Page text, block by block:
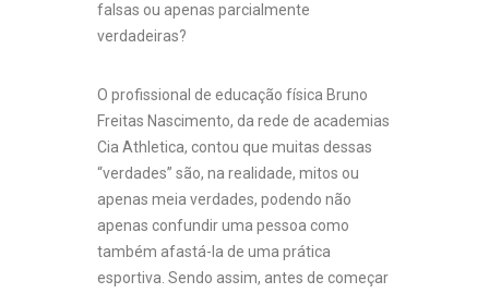
falsas ou apenas parcialmente
verdadeiras?
O profissional de educação física Bruno
Freitas Nascimento, da rede de academias
Cia Athletica, contou que muitas dessas
“verdades” são, na realidade, mitos ou
apenas meia verdades, podendo não
apenas confundir uma pessoa como
também afastá-la de uma prática
esportiva. Sendo assim, antes de começar